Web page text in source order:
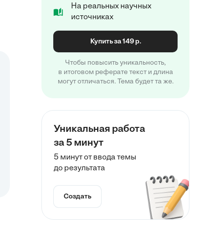
На реальных научных
источниках
Купить за 149 р.
Чтобы повысить уникальность,
в итоговом реферате текст и длина
могут отличаться. Тема будет та же.
Уникальная работа
за 5 минут
5 минут от ввода темы
до результата
Создать